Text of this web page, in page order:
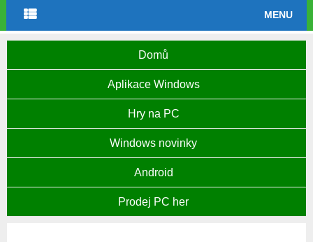
MENU
Domů
Aplikace Windows
Hry na PC
Windows novinky
Android
Prodej PC her